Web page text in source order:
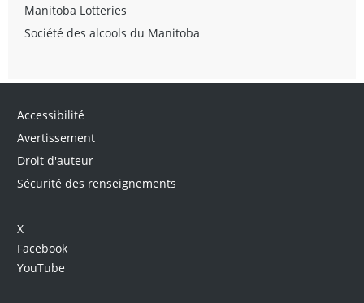
Manitoba Lotteries
Société des alcools du Manitoba
Accessibilité
Avertissement
Droit d'auteur
Sécurité des renseignements
X
Facebook
YouTube